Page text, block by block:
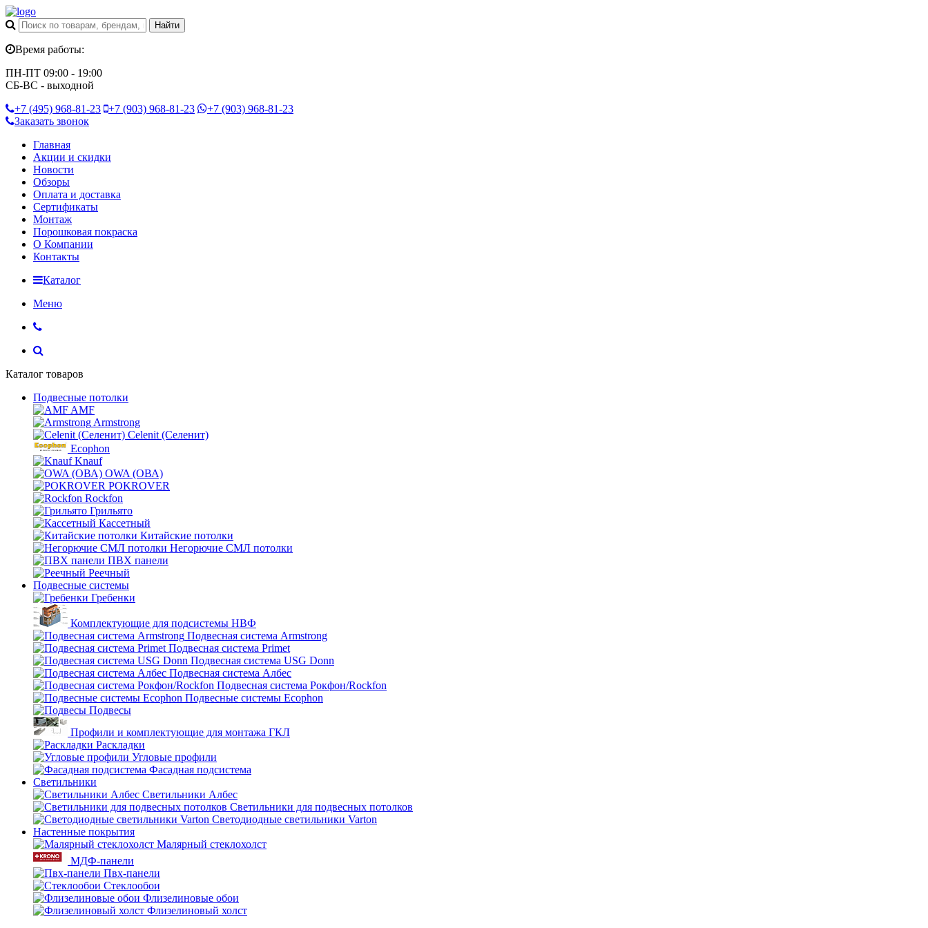
Время работы:
ПН-ПТ 09:00 - 19:00
СБ-ВС - выходной
+7 (495) 968-81-23 +7 (903) 968-81-23 +7 (903) 968-81-23
Заказать звонок
Главная
Акции и скидки
Новости
Обзоры
Оплата и доставка
Сертификаты
Монтаж
Порошковая покраска
О Компании
Контакты
Каталог
Меню
Каталог товаров
Подвесные потолки
AMF
Armstrong
Celenit (Селенит)
Ecophon
Knauf
OWA (ОВА)
POKROVER
Rockfon
Грильято
Кассетный
Китайские потолки
Негорючие СМЛ потолки
ПВХ панели
Реечный
Подвесные системы
Гребенки
Комплектующие для подсистемы НВФ
Подвесная система Armstrong
Подвесная система Primet
Подвесная система USG Donn
Подвесная система Албес
Подвесная система Рокфон/Rockfon
Подвесные системы Ecophon
Подвесы
Профили и комплектующие для монтажа ГКЛ
Раскладки
Угловые профили
Фасадная подсистема
Светильники
Светильники Албес
Светильники для подвесных потолков
Светодиодные светильники Varton
Настенные покрытия
Малярный стеклохолст
МДФ-панели
Пвх-панели
Стеклообои
Флизелиновые обои
Флизелиновый холст